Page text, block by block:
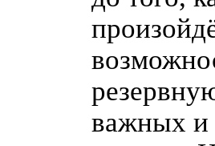
важных